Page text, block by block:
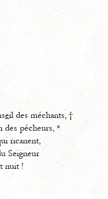
eil des méchants, †
des pécheurs, *
ricanent,
Seigneur
nuit !